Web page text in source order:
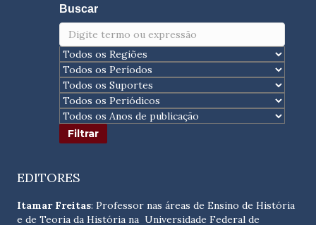
Buscar
EDITORES
Itamar Freitas: Professor nas áreas de Ensino de História
e de Teoria da História na Universidade Federal de